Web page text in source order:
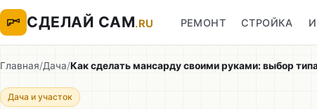
СДЕЛАЙ САМ.RU РЕМОНТ СТРОЙКА
Главная/Дача/Как сделать мансарду своими руками: выбор
Дача и участок